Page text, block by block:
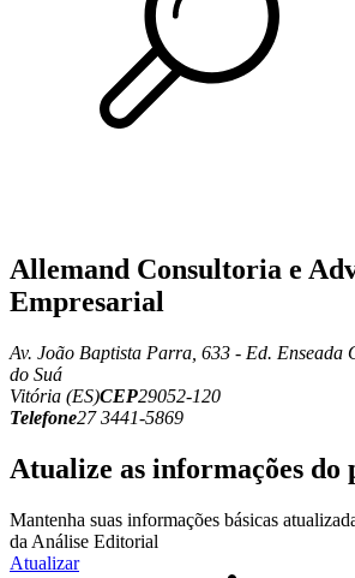
Allemand Consultoria e
Empresarial
Av. João Baptista Parra, 633 - Ed. Enseada
do Suá
Vitória (ES)CEP29052-120
Telefone27 3441-5869
Atualize as informações do
Mantenha suas informações básicas
da Análise Editorial
Atualizar